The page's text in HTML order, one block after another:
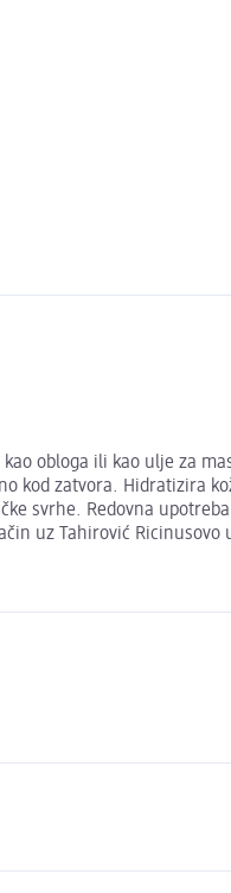
obloga ili kao ulje za
zatvora. Hidratizira
svrhe. Redovna
uz Tahirović Ricinusovo